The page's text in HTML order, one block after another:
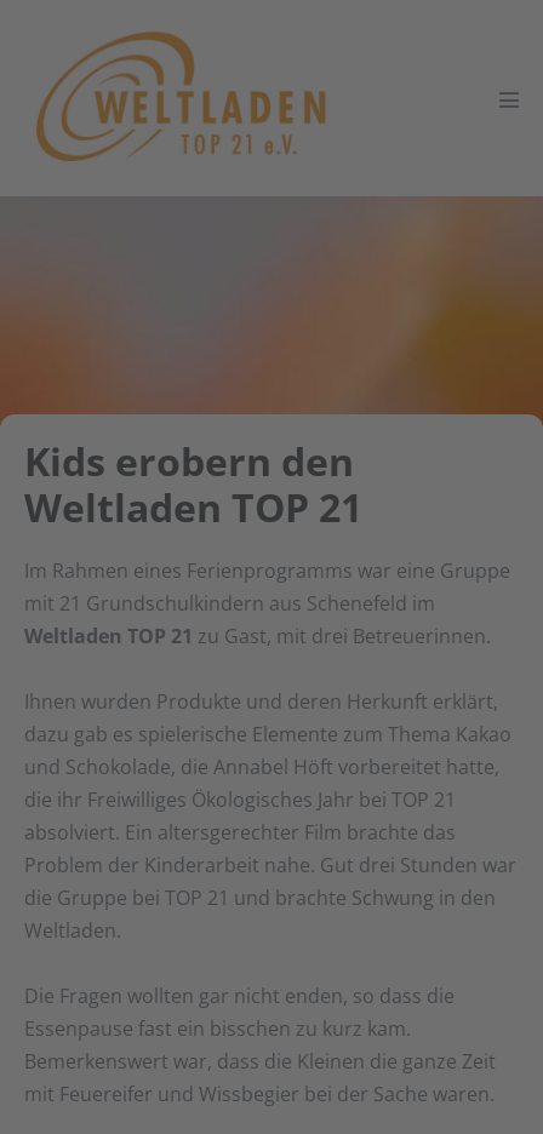
springen
Kids erobern den
Weltladen TOP 21
Im Rahmen eines Ferienprogramms war eine Gruppe
mit 21 Grundschulkindern aus Schenefeld im
Weltladen TOP 21 zu Gast, mit drei Betreuerinnen.
Ihnen wurden Produkte und deren Herkunft erklärt,
dazu gab es spielerische Elemente zum Thema Kakao
und Schokolade, die Annabel Höft vorbereitet hatte,
die ihr Freiwilliges Ökologisches Jahr bei TOP 21
absolviert. Ein altersgerechter Film brachte das
Problem der Kinderarbeit nahe. Gut drei Stunden war
die Gruppe bei TOP 21 und brachte Schwung in den
Weltladen.
Die Fragen wollten gar nicht enden, so dass die
Essenpause fast ein bisschen zu kurz kam.
Bemerkenswert war, dass die Kleinen die ganze Zeit
mit Feuereifer und Wissbegier bei der Sache waren.